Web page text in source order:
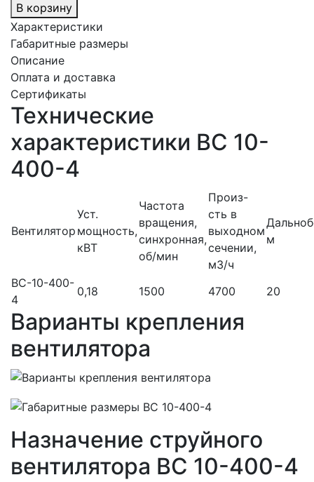
В корзину
Характеристики
Габаритные размеры
Описание
Оплата и доставка
Сертификаты
Технические
характеристики ВС 10-
400-4
Вентилятор
Уст.
мощность,
кВТ
Частота
вращения,
синхронная,
об/мин
Произ-
сть в
выходном
сечении,
м3/ч
м
ВС-10-400-
4
0,18 1500 4700 20
Варианты крепления
вентилятора
Назначение струйного
вентилятора ВС 10-400-4